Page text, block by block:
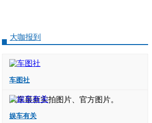
大咖报到
车图社
汽车最新实拍图片、官方图片。
娱车有关